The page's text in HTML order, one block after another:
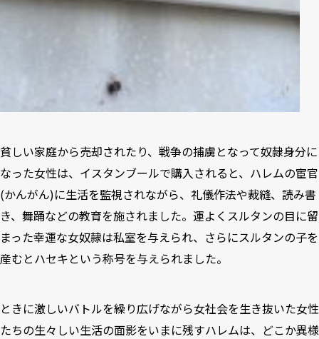
貧しい家庭から売却されたり、戦争の捕虜となって奴隷身分に
なった女性は、イスタンブールで購入されると、ハレムの宦官
(かんがん)に生活を監視されながら、礼儀作法や裁縫、読み書
き、舞踊などの教育を施されました。運よくスルタンの目に留
まった幸運な女奴隷は私室を与えられ、さらにスルタンの子を
産むとハセキという称号を与えられました。
ときに激しいバトルを繰り広げながら女社会を生き抜いた女性
たちの生々しい生活の面影をいまに残すハレムは、どこか異様